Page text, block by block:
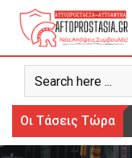
Ψάχνω
για...
Οι Τάσεις Τώρα